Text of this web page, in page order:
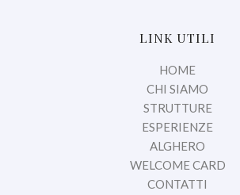
LINK UTILI
HOME
CHI SIAMO
STRUTTURE
ESPERIENZE
ALGHERO
WELCOME CARD
CONTATTI